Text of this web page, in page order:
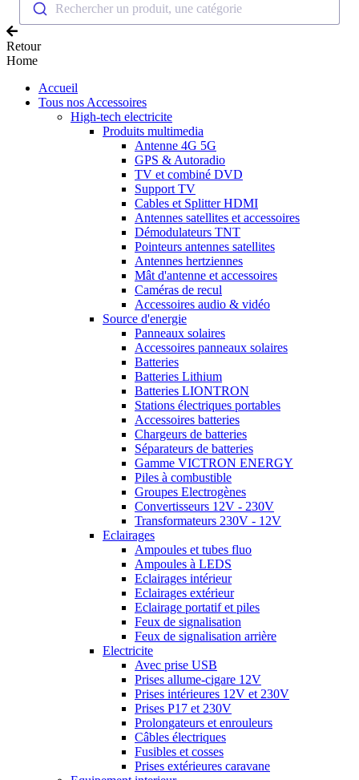
Rechercher un produit, une catégorie
Retour
Home
Accueil
Tous nos Accessoires
High-tech electricite
Produits multimedia
Antenne 4G 5G
GPS & Autoradio
TV et combiné DVD
Support TV
Cables et Splitter HDMI
Antennes satellites et accessoires
Démodulateurs TNT
Pointeurs antennes satellites
Antennes hertziennes
Mât d'antenne et accessoires
Caméras de recul
Accessoires audio & vidéo
Source d'energie
Panneaux solaires
Accessoires panneaux solaires
Batteries
Batteries Lithium
Batteries LIONTRON
Stations électriques portables
Accessoires batteries
Chargeurs de batteries
Séparateurs de batteries
Gamme VICTRON ENERGY
Piles à combustible
Groupes Electrogènes
Convertisseurs 12V - 230V
Transformateurs 230V - 12V
Eclairages
Ampoules et tubes fluo
Ampoules à LEDS
Eclairages intérieur
Eclairages extérieur
Eclairage portatif et piles
Feux de signalisation
Feux de signalisation arrière
Electricite
Avec prise USB
Prises allume-cigare 12V
Prises intérieures 12V et 230V
Prises P17 et 230V
Prolongateurs et enrouleurs
Câbles électriques
Fusibles et cosses
Prises extérieures caravane